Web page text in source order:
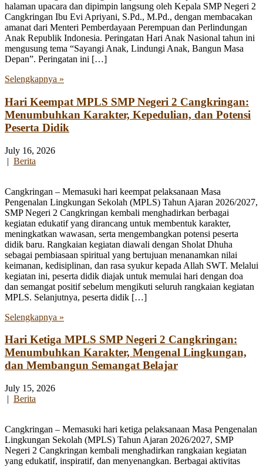
halaman upacara dan dipimpin langsung oleh Kepala SMP Negeri 2
Cangkringan Ibu Evi Apriyani, S.Pd., M.Pd., dengan membacakan
amanat dari Menteri Pemberdayaan Perempuan dan Perlindungan
Anak Republik Indonesia. Peringatan Hari Anak Nasional tahun ini
mengusung tema “Sayangi Anak, Lindungi Anak, Bangun Masa
Depan”. Peringatan ini […]
Selengkapnya »
Hari Keempat MPLS SMP Negeri 2 Cangkringan:
Menumbuhkan Karakter, Kepedulian, dan Potensi
Peserta Didik
July 16, 2026
| Berita
Cangkringan – Memasuki hari keempat pelaksanaan Masa
Pengenalan Lingkungan Sekolah (MPLS) Tahun Ajaran 2026/2027,
SMP Negeri 2 Cangkringan kembali menghadirkan berbagai
kegiatan edukatif yang dirancang untuk membentuk karakter,
meningkatkan wawasan, serta mengembangkan potensi peserta
didik baru. Rangkaian kegiatan diawali dengan Sholat Dhuha
sebagai pembiasaan spiritual yang bertujuan menanamkan nilai
keimanan, kedisiplinan, dan rasa syukur kepada Allah SWT. Melalui
kegiatan ini, peserta didik diajak untuk memulai hari dengan doa
dan semangat positif sebelum mengikuti seluruh rangkaian kegiatan
MPLS. Selanjutnya, peserta didik […]
Selengkapnya »
Hari Ketiga MPLS SMP Negeri 2 Cangkringan:
Menumbuhkan Karakter, Mengenal Lingkungan,
dan Membangun Semangat Belajar
July 15, 2026
| Berita
Cangkringan – Memasuki hari ketiga pelaksanaan Masa Pengenalan
Lingkungan Sekolah (MPLS) Tahun Ajaran 2026/2027, SMP
Negeri 2 Cangkringan kembali menghadirkan rangkaian kegiatan
yang edukatif, inspiratif, dan menyenangkan. Berbagai aktivitas